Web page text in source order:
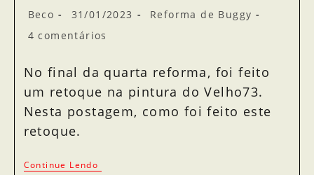
Beco 31/01/2023
Reforma de Buggy
4 comentários
No final da quarta reforma, foi feito
um retoque na pintura do Velho73.
Nesta postagem, como foi feito este
retoque.
Continue Lendo